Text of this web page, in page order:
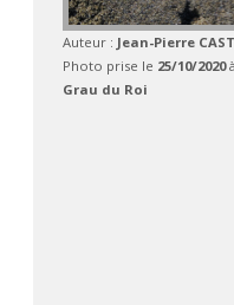
Auteur : Jean-Pierre
Photo prise le 25/10/2020à
Grau du Roi